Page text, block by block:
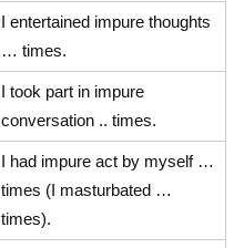
I entertained impure thoughts
… times.
I took part in impure
conversation .. times.
I had impure act by myself …
times (I masturbated …
times).